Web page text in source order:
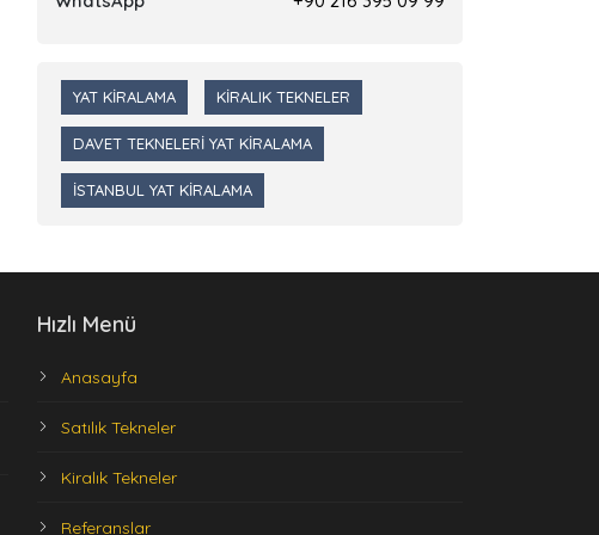
YAT KIRALAMA KIRALIK TEKNELER
DAVET TEKNELERI YAT KIRALAMA
İSTANBUL YAT KIRALAMA
Hızlı Menü
Anasayfa
Satılık Tekneler
Kiralık Tekneler
Referanslar